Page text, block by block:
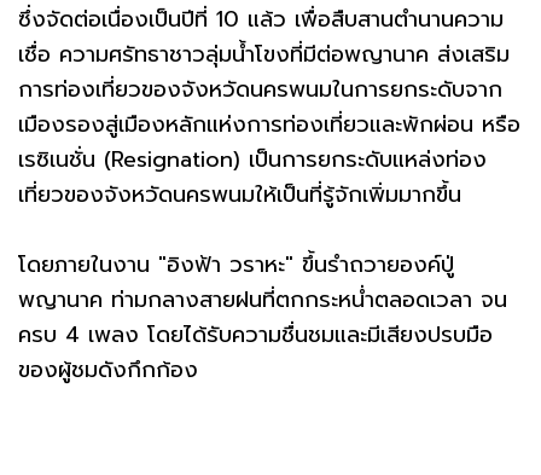
ซึ่งจัดต่อเนื่องเป็นปีที่ 10 แล้ว เพื่อสืบสานตำนานความ
เชื่อ ความศรัทธาชาวลุ่มน้ำโขงที่มีต่อพญานาค ส่งเสริม
การท่องเที่ยวของจังหวัดนครพนมในการยกระดับจาก
เมืองรองสู่เมืองหลักแห่งการท่องเที่ยวและพักผ่อน หรือ
เรซิเนชั่น (Resignation) เป็นการยกระดับแหล่งท่อง
เที่ยวของจังหวัดนครพนมให้เป็นที่รู้จักเพิ่มมากขึ้น
โดยภายในงาน "อิงฟ้า วราหะ" ขึ้นรำถวายองค์ปู่
พญานาค ท่ามกลางสายฝนที่ตกกระหน่ำตลอดเวลา จน
ครบ 4 เพลง โดยได้รับความชื่นชมและมีเสียงปรบมือ
ของผู้ชมดังกึกก้อง